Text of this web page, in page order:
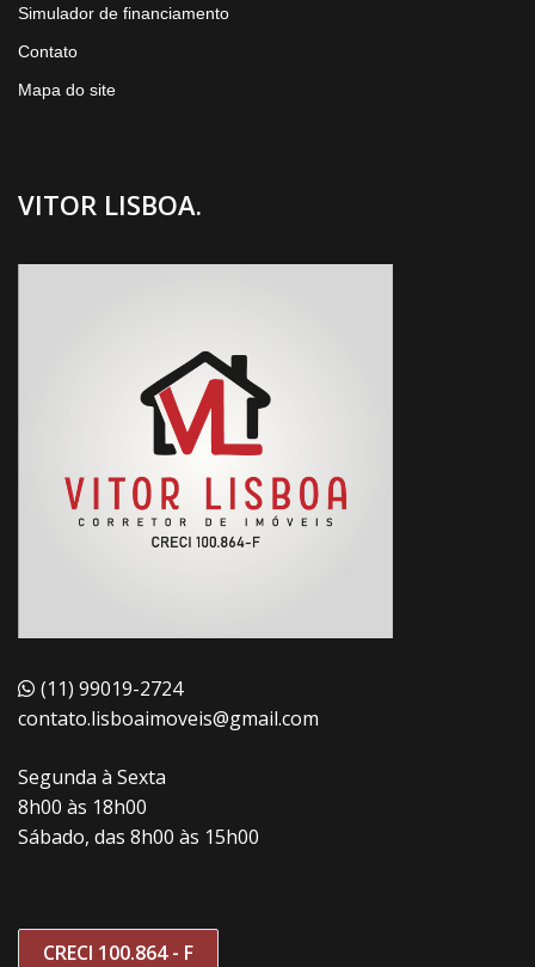
Simulador de financiamento
Contato
Mapa do site
VITOR LISBOA.
(11) 99019-2724
contato.lisboaimoveis@gmail.com
Segunda à Sexta
8h00 às 18h00
Sábado, das 8h00 às 15h00
CRECI 100.864 - F